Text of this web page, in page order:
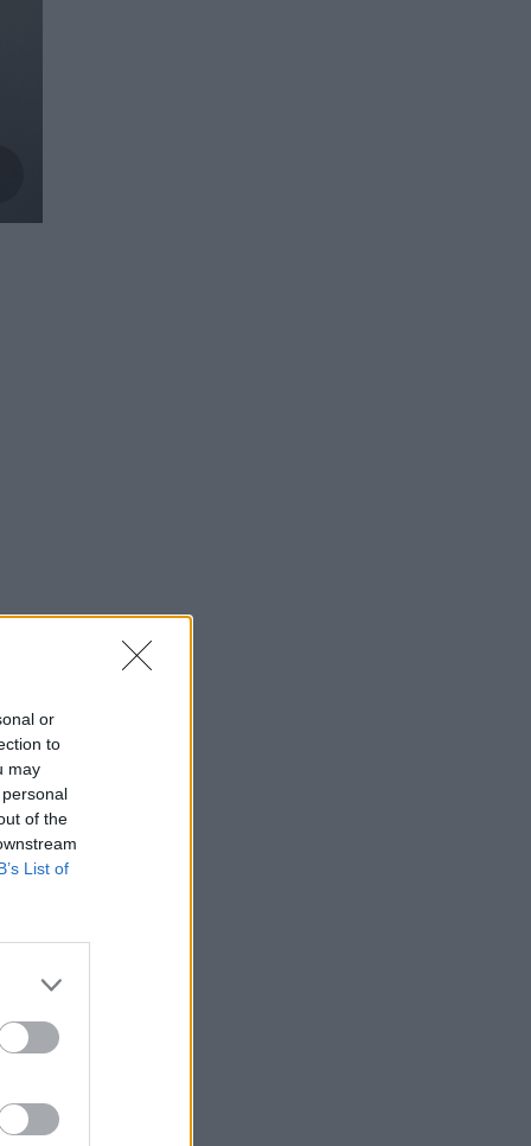
or
to
may
of the
List of